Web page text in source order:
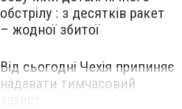
обстрілу : з десятків ракет
– жодної збитої
Від сьогодні Чехія припиняє
надавати тимчасовий